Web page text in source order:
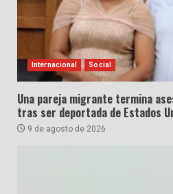
Internacional Social
Una pareja migrante termina
tras ser deportada de Estados
9 de agosto de 2026